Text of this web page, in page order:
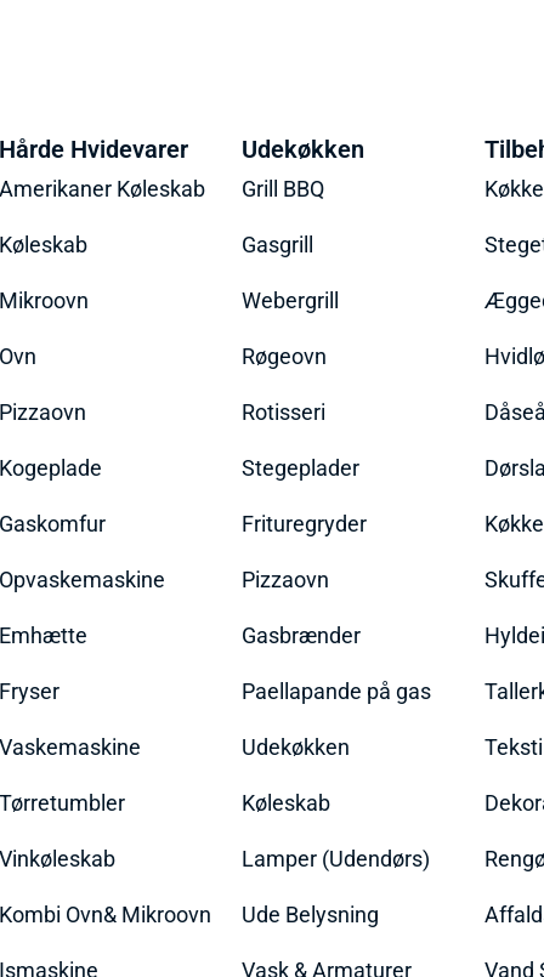
Hårde Hvidevarer
Amerikaner Køleskab
Køleskab
Mikroovn
Ovn
Pizzaovn
Kogeplade
Gaskomfur
Opvaskemaskine
Emhætte
Fryser
Vaskemaskine
Tørretumbler
Vinkøleskab
Kombi Ovn& Mikroovn
Ismaskine
Udekøkken
Grill BBQ
Gasgrill
Webergrill
Røgeovn
Rotisseri
Stegeplader
Frituregryder
Pizzaovn
Gasbrænder
Paellapande på gas
Udekøkken
Køleskab
Lamper (Udendørs)
Ude Belysning
Vask & Armaturer Vand